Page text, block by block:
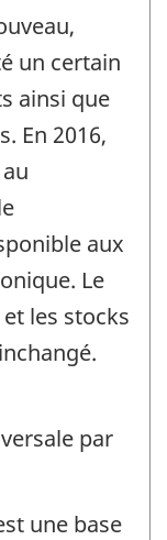
un certain
ainsi que
En 2016,
aux
Le
les stocks
par
une base